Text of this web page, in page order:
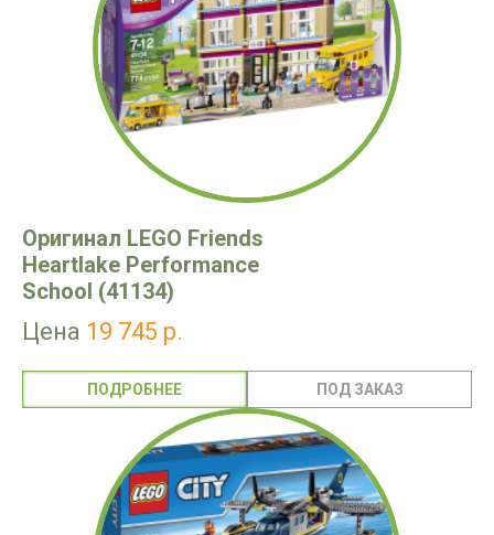
Оригинал LEGO Friends
Heartlake Performance
School (41134)
Цена 19 745 р.
ПОДРОБНЕЕ